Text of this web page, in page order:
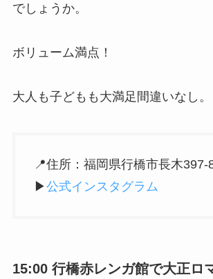
でしょうか。
ボリューム満点！
大人も子どもも大満足間違いなし。
📍住所：福岡県行橋市長木397-
▶︎公式インスタグラム
15:00 行橋赤レンガ館で大正ロ